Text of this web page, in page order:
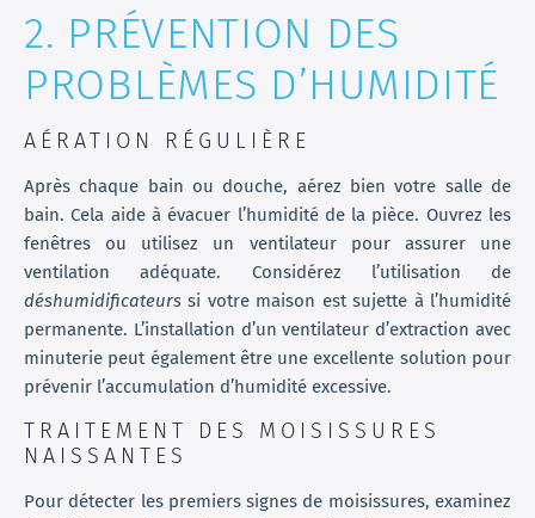
2. PRÉVENTION DES
PROBLÈMES D’HUMIDITÉ
AÉRATION RÉGULIÈRE
Après chaque bain ou douche, aérez bien votre salle de
bain. Cela aide à évacuer l’humidité de la pièce. Ouvrez les
fenêtres ou utilisez un ventilateur pour assurer une
ventilation adéquate. Considérez l’utilisation de
déshumidificateurs si votre maison est sujette à l’humidité
permanente. L’installation d’un ventilateur d’extraction avec
minuterie peut également être une excellente solution pour
prévenir l’accumulation d’humidité excessive.
TRAITEMENT DES MOISISSURES
NAISSANTES
Pour détecter les premiers signes de moisissures, examinez